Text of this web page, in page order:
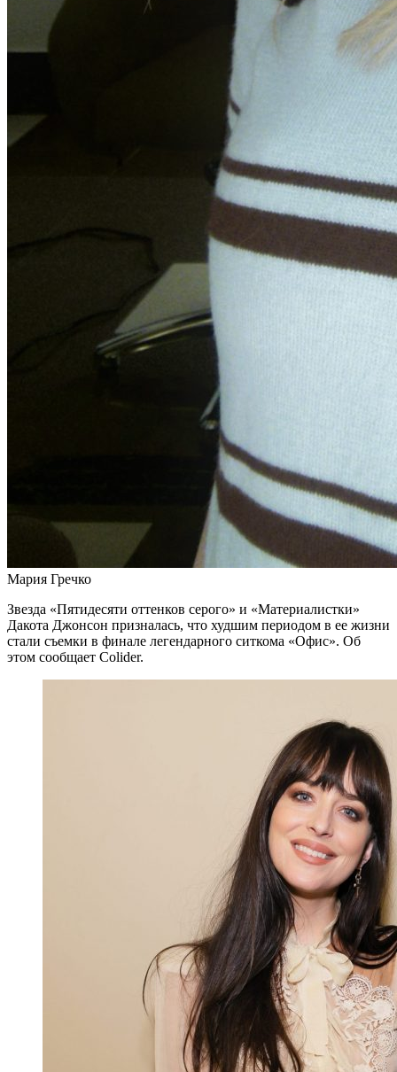
Мария Гречко
Звезда «Пятидесяти оттенков серого» и «Материалистки»
Дакота Джонсон призналась, что худшим периодом в ее жизни
стали съемки в финале легендарного ситкома «Офис». Об
этом сообщает Colider.